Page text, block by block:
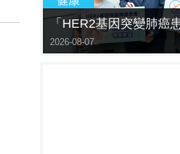
2026-08-07